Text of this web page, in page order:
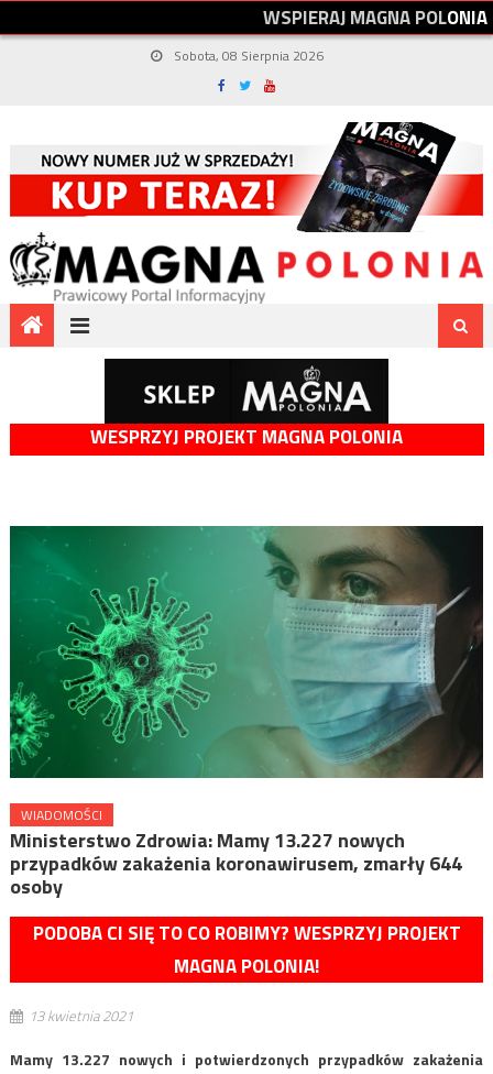
WSPIERAJMAGNAPOLONIA
Sobota, 08 Sierpnia 2026
WESPRZYJ PROJEKT MAGNA POLONIA
WIADOMOŚCI
Ministerstwo Zdrowia: Mamy 13.227 nowych
przypadków zakażenia koronawirusem, zmarły 644
osoby
PODOBA CI SIĘ TO CO ROBIMY? WESPRZYJ PROJEKT
MAGNA POLONIA!
13 kwietnia 2021
Mamy 13.227 nowych i potwierdzonych przypadków zakażenia